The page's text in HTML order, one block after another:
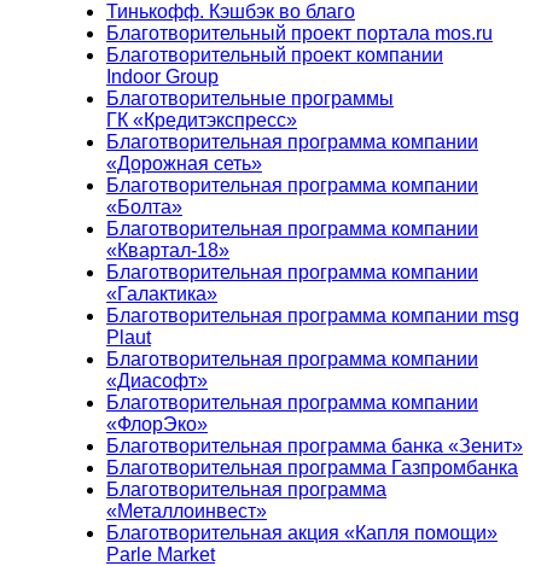
Тинькофф. Кэшбэк во благо
Благотворительный проект портала mos.ru
Благотворительный проект компании
Indoor Group
Благотворительные программы
ГК «Кредитэкспресс»
Благотворительная программа компании
«Дорожная сеть»
Благотворительная программа компании
«Болта»
Благотворительная программа компании
«Квартал-18»
Благотворительная программа компании
«Галактика»
Благотворительная программа компании msg
Plaut
Благотворительная программа компании
«Диасофт»
Благотворительная программа компании
«ФлорЭко»
Благотворительная программа банка «Зенит»
Благотворительная программа Газпромбанка
Благотворительная программа
«Металлоинвест»
Благотворительная акция «Капля помощи»
Parle Market